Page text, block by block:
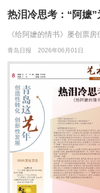
热泪冷思考：“阿嬷
《给阿嬷的情书》屡创票
青岛日报 2026年06月01日